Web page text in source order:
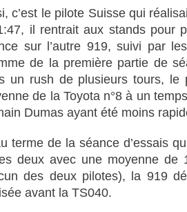
c’est le pilote Suisse qui
il rentrait aux stands pour
sur l’autre 919, suivi par
de la première partie de
un rush de plusieurs tours, le
de la Toyota n°8 à un
Dumas ayant été moins
terme de la séance d’essais
deux avec une moyenne de
des deux pilotes), la 919
avant la TS040.
Essai – Morgan